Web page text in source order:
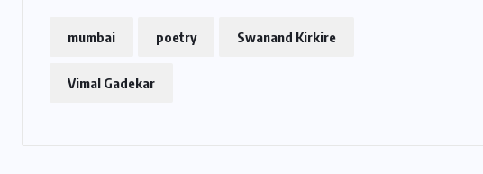
mumbai poetry Swanand Kirkire
Vimal Gadekar